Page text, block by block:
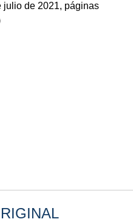
julio de 2021, páginas